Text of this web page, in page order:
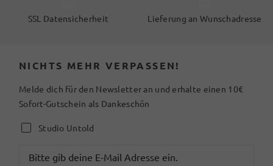
SSL Datensicherheit Lieferung an Wunschadresse
NICHTS MEHR VERPASSEN!
Melde dich für den Newsletter an und erhalte einen 10€
Sofort-Gutschein als Dankeschön
Studio Untold